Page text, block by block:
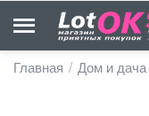
Главная / Дом и дача